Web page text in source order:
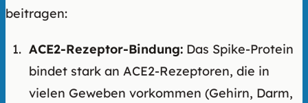
beitragen:
ACE2-Rezeptor-Bindung: Das Spike-Protein
bindet stark an ACE2-Rezeptoren, die in
vielen Geweben vorkommen (Gehirn, Darm,